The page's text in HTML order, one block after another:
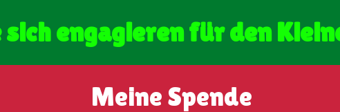
sich engagieren für den
Meine Spende